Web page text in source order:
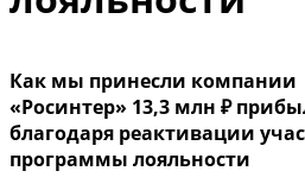
Как мы принесли компании
«Pосинтер» 13,3 млн ₽
благодаря реактивации
программы лояльности